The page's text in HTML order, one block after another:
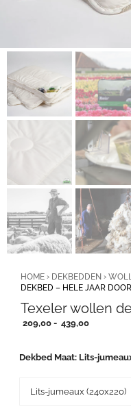
HOME › DEKBEDDEN ›
DEKBED – HELE JAAR DOOR
Texeler wollen
209,00 - 439,00Prijsklasse:
439,00
Dekbed Maat Lits-